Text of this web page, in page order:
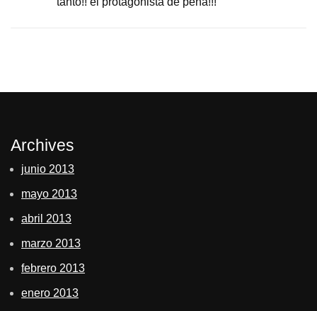
Archives
junio 2013
mayo 2013
abril 2013
marzo 2013
febrero 2013
enero 2013